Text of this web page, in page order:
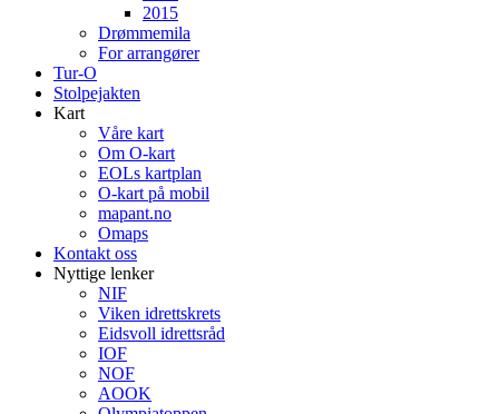
2015
Drømmemila
For arrangører
Tur-O
Stolpejakten
Kart
Våre kart
Om O-kart
EOLs kartplan
O-kart på mobil
mapant.no
Omaps
Kontakt oss
Nyttige lenker
NIF
Viken idrettskrets
Eidsvoll idrettsråd
IOF
NOF
AOOK